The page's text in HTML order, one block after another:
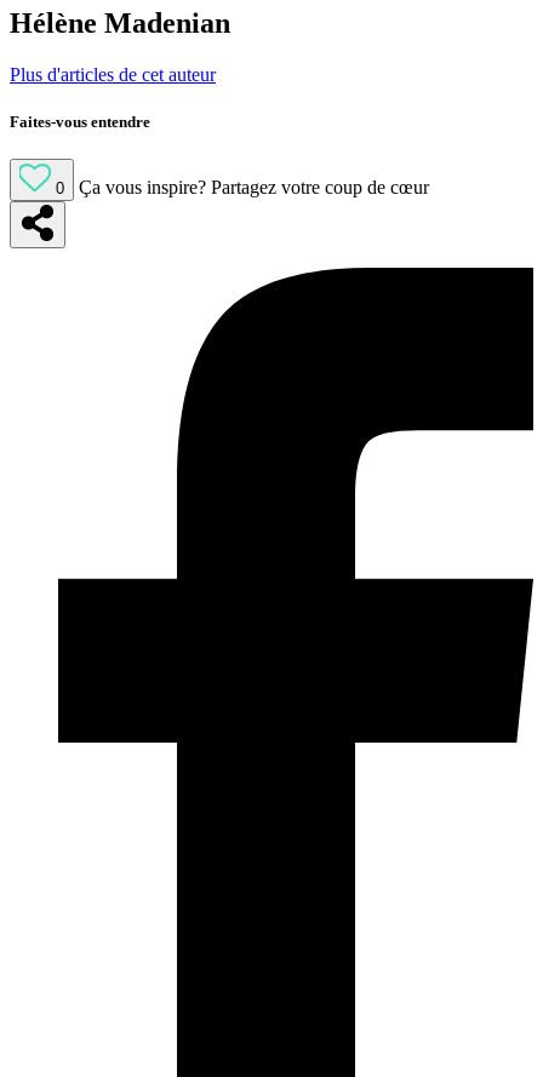
Hélène Madenian
Plus d'articles de cet auteur
Faites-vous entendre
0 Ça vous inspire? Partagez votre coup de cœur